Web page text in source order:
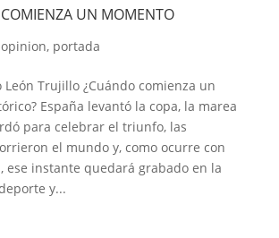
UN MOMENTO
opinion, portada
León Trujillo ¿Cuándo comienza un
España levantó la copa, la marea
para celebrar el triunfo, las
el mundo y, como ocurre con
ese instante quedará grabado en la
y...